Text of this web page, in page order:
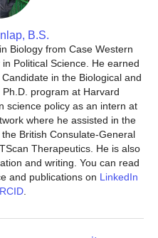
B.S.
Biology from Case Western
Political Science. He earned
in the Biological and
program at Harvard
science policy as an intern at
where he assisted in the
British Consulate-General
Therapeutics. He is also
and writing. You can read
and publications on LinkedIn
.